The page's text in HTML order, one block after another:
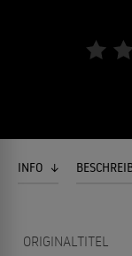
INFO
ORIGINALTITEL